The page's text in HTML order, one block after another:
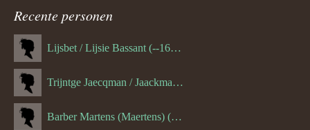
navigatie
Recente personen
Lijsbet / Lijsie Bassant (--1687)
Trijntge Jaecqman / Jaackman (--1651)
Barber Martens (Maertens) (--1658)